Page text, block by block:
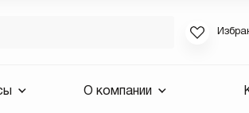
О компании
Если вы
для смены